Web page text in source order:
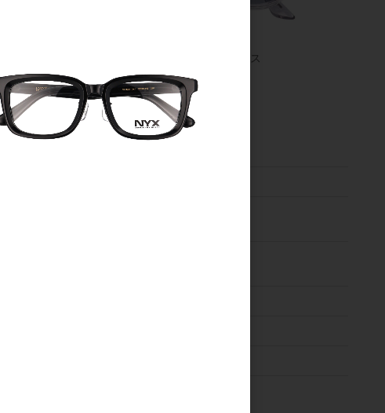
持ち運び、収納にピッタリなソフトケース